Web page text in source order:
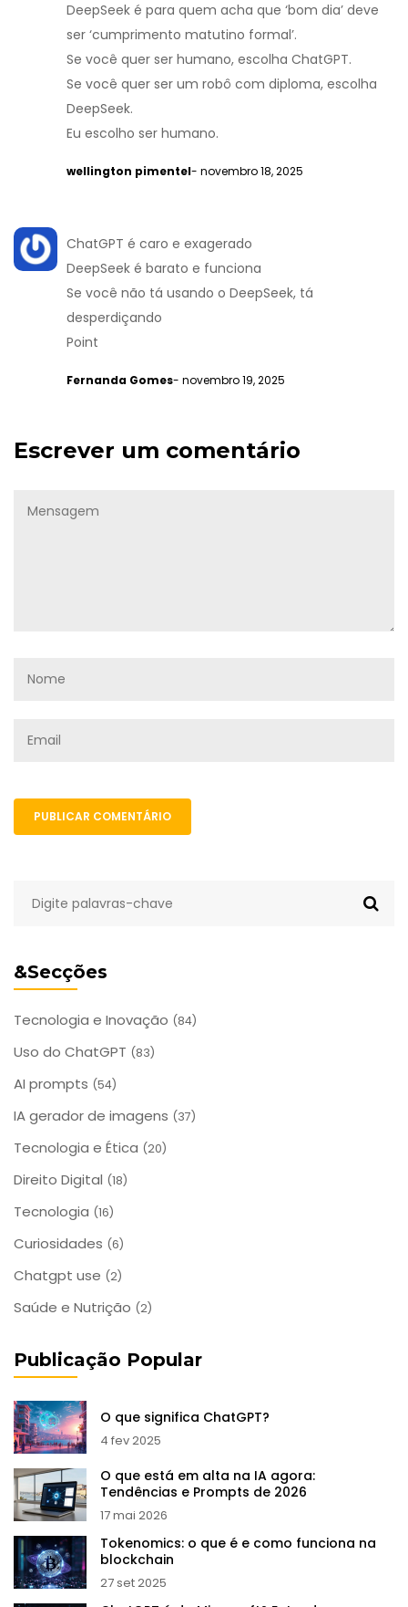
&Secções
Tecnologia e Inovação (84)
Uso do ChatGPT (83)
AI prompts (54)
IA gerador de imagens (37)
Tecnologia e Ética (20)
Direito Digital (18)
Tecnologia (16)
Curiosidades (6)
Chatgpt use (2)
Saúde e Nutrição (2)
Publicação Popular
O que significa ChatGPT?
4 fev 2025
O que está em alta na IA agora:
Tendências e Prompts de 2026
17 mai 2026
Tokenomics: o que é e como funciona na
blockchain
27 set 2025
DeepSeek é para quem acha que ‘bom dia’ deve
ser ‘cumprimento matutino formal’.
Se você quer ser humano, escolha ChatGPT.
Se você quer ser um robô com diploma, escolha
DeepSeek.
Eu escolho ser humano.
wellington pimentel- novembro 18, 2025
ChatGPT é caro e exagerado
DeepSeek é barato e funciona
Se você não tá usando o DeepSeek, tá
desperdiçando
Point
Fernanda Gomes- novembro 19, 2025
Escrever um comentário
PUBLICAR COMENTÁRIO